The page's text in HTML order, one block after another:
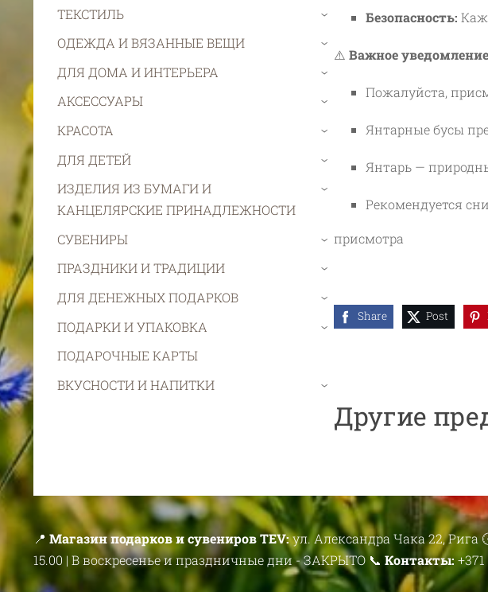
ТЕКСТИЛЬ ›
ОДЕЖДА И ВЯЗАННЫЕ ВЕЩИ ›
ДЛЯ ДОМА И ИНТЕРЬЕРА ›
АКСЕССУАРЫ ›
КРАСОТА ›
ДЛЯ ДЕТЕЙ ›
ИЗДЕЛИЯ ИЗ БУМАГИ И
КАНЦЕЛЯРСКИЕ ПРИНАДЛЕЖНОСТИ
›
СУВЕНИРЫ ›
ПРАЗДНИКИ И ТРАДИЦИИ ›
ДЛЯ ДЕНЕЖНЫХ ПОДАРКОВ ›
ПОДАРКИ И УПАКОВКА ›
ПОДАРОЧНЫЕ КАРТЫ
ВКУСНОСТИ И НАПИТКИ
›
Безопасность:
⚠️ Важное уведомление
Пожалуйста,
Янтарные бусы
Янтарь —
Рекомендуется
присмотра
Share Post
Другие
📍 Магазин подарков и сувениров TEV:ул. Александра Чака 22, Рига
15.00 | В воскресенье и праздничные дни - ЗАКРЫТО 📞 Контакты:+371